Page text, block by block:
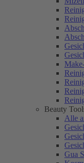
Beauty
Alle
Gua